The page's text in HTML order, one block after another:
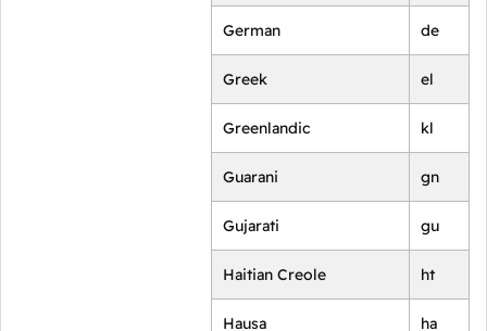
German de
Greek el
Greenlandic kl
Guarani gn
Gujarati gu
Haitian Creole ht
Hausa ha